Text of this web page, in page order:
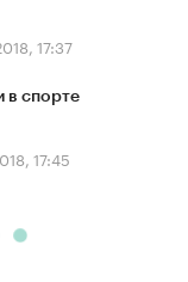
17:37
в спорте
17:45